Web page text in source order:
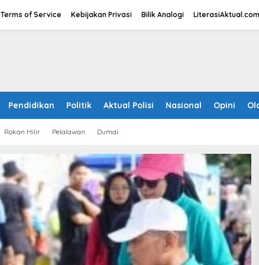
Terms of Service Kebijakan Privasi Bilik Analogi LiterasiAktual.com
Pendidikan Politik Aktual Polisi Nasional Opini
Rokan Hilir Pelalawan Dumai